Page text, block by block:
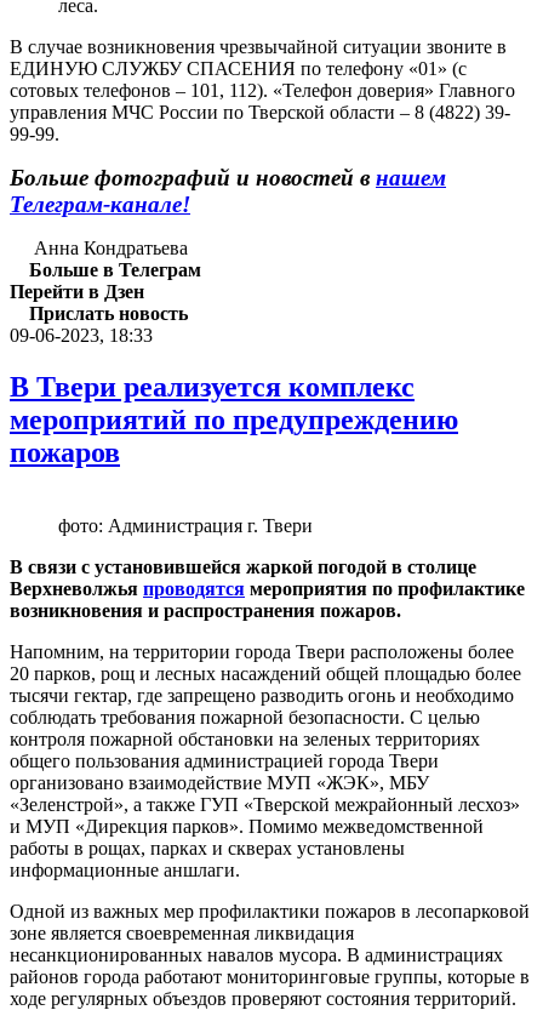
леса.
В случае возникновения чрезвычайной ситуации звоните в
ЕДИНУЮ СЛУЖБУ СПАСЕНИЯ по телефону «01» (с
сотовых телефонов – 101, 112). «Телефон доверия» Главного
управления МЧС России по Тверской области – 8 (4822) 39-
99-99.
Больше фотографий и новостей в нашем
Телеграм-канале!
Анна Кондратьева
Больше в Телеграм
Перейти в Дзен
Прислать новость
09-06-2023, 18:33
В Твери реализуется комплекс
мероприятий по предупреждению
пожаров
фото: Администрация г. Твери
В связи с установившейся жаркой погодой в столице
Верхневолжья проводятся мероприятия по профилактике
возникновения и распространения пожаров.
Напомним, на территории города Твери расположены более
20 парков, рощ и лесных насаждений общей площадью более
тысячи гектар, где запрещено разводить огонь и необходимо
соблюдать требования пожарной безопасности. С целью
контроля пожарной обстановки на зеленых территориях
общего пользования администрацией города Твери
организовано взаимодействие МУП «ЖЭК», МБУ
«Зеленстрой», а также ГУП «Тверской межрайонный лесхоз»
и МУП «Дирекция парков». Помимо межведомственной
работы в рощах, парках и скверах установлены
информационные аншлаги.
Одной из важных мер профилактики пожаров в лесопарковой
зоне является своевременная ликвидация
несанкционированных навалов мусора. В администрациях
районов города работают мониторинговые группы, которые в
ходе регулярных объездов проверяют состояния территорий.